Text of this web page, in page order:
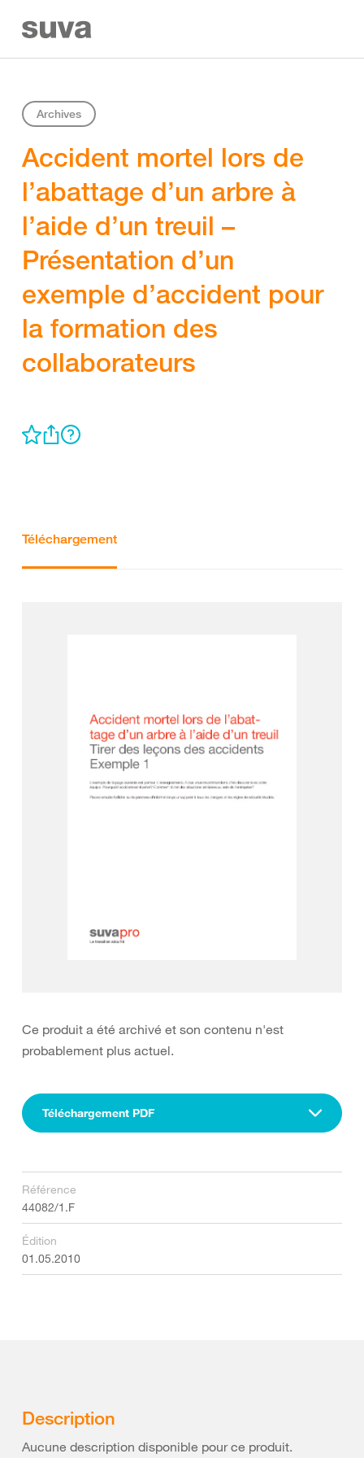
Archives
Accident mortel lors de
l’abattage d’un arbre à
l’aide d’un treuil –
Présentation d’un
exemple d’accident pour
la formation des
collaborateurs
Téléchargement
Ce produit a été archivé et son contenu n'est
probablement plus actuel.
Téléchargement PDF
Référence
44082/1.F
Édition
01.05.2010
Description
Aucune description disponible pour ce produit.